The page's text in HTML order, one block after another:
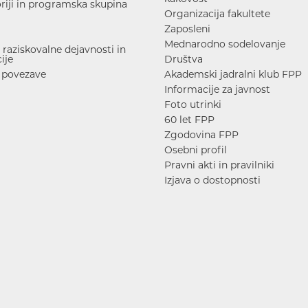
in programska skupina
dejavnosti in
Organizacija fakultete
Zaposleni
Mednarodno sodelovanje
Društva
Akademski jadralni klub FPP
Informacije za javnost
Foto utrinki
60 let FPP
Zgodovina FPP
Osebni profil
Pravni akti in pravilniki
Izjava o dostopnosti